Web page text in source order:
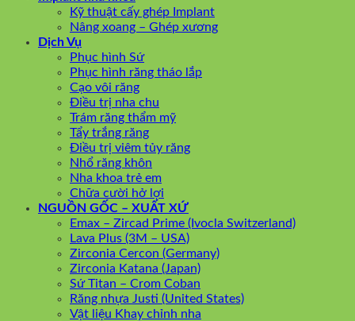
Kỹ thuật cấy ghép Implant
Nâng xoang – Ghép xương
Dịch Vụ
Phục hình Sứ
Phục hình răng tháo lắp
Cạo vôi răng
Điều trị nha chu
Trám răng thẩm mỹ
Tẩy trắng răng
Điều trị viêm tủy răng
Nhổ răng khôn
Nha khoa trẻ em
Chữa cười hở lợi
NGUỒN GỐC – XUẤT XỨ
Emax – Zircad Prime (Ivocla Switzerland)
Lava Plus (3M – USA)
Zirconia Cercon (Germany)
Zirconia Katana (Japan)
Sứ Titan – Crom Coban
Răng nhựa Justi (United States)
Vật liệu Khay chỉnh nha